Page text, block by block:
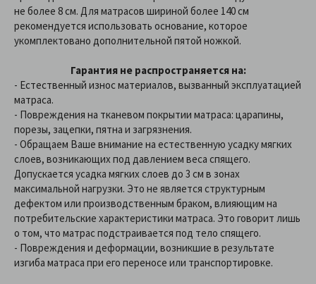
не более 8 см. Для матрасов шириной более 140 см
рекомендуется использовать основание, которое
укомплектовано дополнительной пятой ножкой.
Гарантия не распространяется на:
- Естественный износ материалов, вызванный эксплуатацией
матраса.
- Повреждения на тканевом покрытии матраса: царапины,
порезы, зацепки, пятна и загрязнения.
- Обращаем Ваше внимание на естественную усадку мягких
слоев, возникающих под давлением веса спящего.
Допускается усадка мягких слоев до 3 см в зонах
максимальной нагрузки. Это не является структурным
дефектом или производственным браком, влияющим на
потребительские характеристики матраса. Это говорит лишь
о том, что матрас подстраивается под тело спящего.
- Повреждения и деформации, возникшие в результате
изгиба матраса при его переносе или транспортировке.